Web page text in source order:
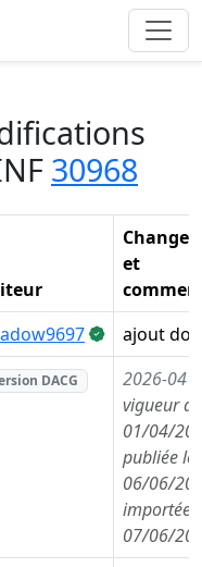
30968
et
ajout
DACG 2026-04
vigueur
01/04/
publiée le
06/06/
importée
07/06/